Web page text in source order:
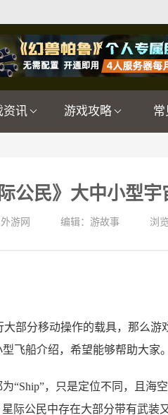
资讯 游戏攻略 常
公民》大中小型
游网 编辑：游故事 浏览
部分移动操作的载具，那么
飞船介绍，希望能够帮助大家。
“Ship”，只是定位不同，且海
际公民中存在大部分带有武装